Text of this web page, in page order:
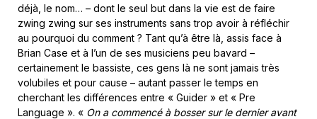
déjà, le nom… – dont le seul but dans la vie est de faire
zwing zwing sur ses instruments sans trop avoir à réfléchir
au pourquoi du comment ? Tant qu’à être là, assis face à
Brian Case et à l’un de ses musiciens peu bavard –
certainement le bassiste, ces gens là ne sont jamais très
volubiles et pour cause – autant passer le temps en
cherchant les différences entre « Guider » et « Pre
Language ». « On a commencé à bosser sur le dernier avant